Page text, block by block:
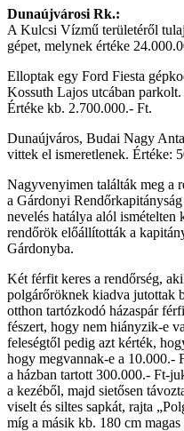
Dunaújvárosi Rk.:
A Kulcsi Vízmű területéről
gépet, melynek értéke
Elloptak egy Ford Fiesta
Kossuth Lajos utcában
Értéke kb. 2.700.000.- Ft.
Dunaújváros, Budai Nagy
vittek el ismeretlenek. Értéke:
Nagyvenyimen találták meg a
a Gárdonyi
nevelés hatálya alól
rendőrök előállították a
Gárdonyba.
Két férfit keres a rendőrség,
polgárőröknek kiadva jutottak
otthon tartózkodó házaspár
fészert, hogy nem hiányzik-e
feleségtől pedig azt kérték,
hogy megvannak-e a 10.000.-
a házban tartott 300.000.- Ft-
a kezéből, majd sietősen
viselt és siltes sapkát, rajta
míg a másik kb. 180 cm magas